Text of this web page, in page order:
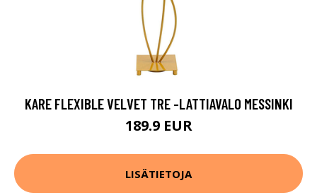
KARE FLEXIBLE VELVET TRE -LATTIAVALO MESSINKI
189.9 EUR
LISÄTIETOJA